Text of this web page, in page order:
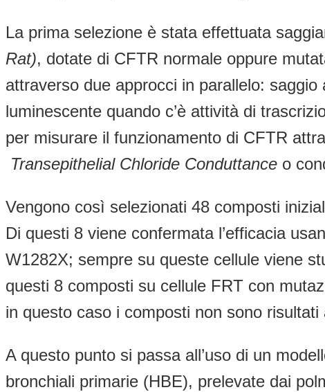
La prima selezione è stata effettuata
Rat), dotate di CFTR normale oppure
attraverso due approcci in parallelo:
luminescente quando c’è attività di
per misurare il funzionamento di CFTR
Transepithelial Chloride Conduttance o
Vengono così selezionati 48 composti
Di questi 8 viene confermata l’efficacia
W1282X; sempre su queste cellule viene
questi 8 composti su cellule FRT con
in questo caso i composti non sono
A questo punto si passa all’uso di un
bronchiali primarie (HBE), prelevate dai